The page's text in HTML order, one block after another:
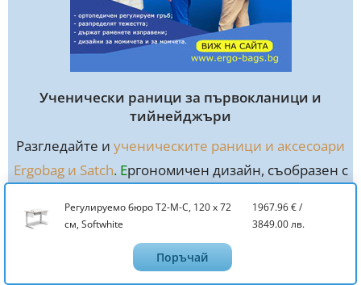
Ученически раници за първокланици и
тийнейджъри
Разгледайте и ученическите раници и аксесоари
Ergobag и Satch. Eргономичен дизайн, съобразен с
Регулируемо бюро Т2-М-C, 120 х 72
см, Softwhite
1967.96€/
3849.00лв.
Поръчай